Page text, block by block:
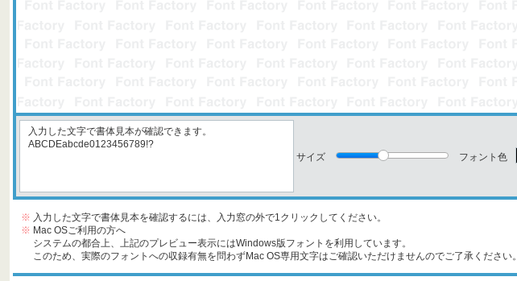
サイズ フォント色
※ 入力した文字で書体見本を確認するには、入力窓の外で1クリックしてください。
※ Mac OSご利用の方へ
システムの都合上、上記のプレビュー表示にはWindows版フォントを利用しています。
このため、実際のフォントへの収録有無を問わずMac OS専用文字はご確認いただけませんのでご了承ください。